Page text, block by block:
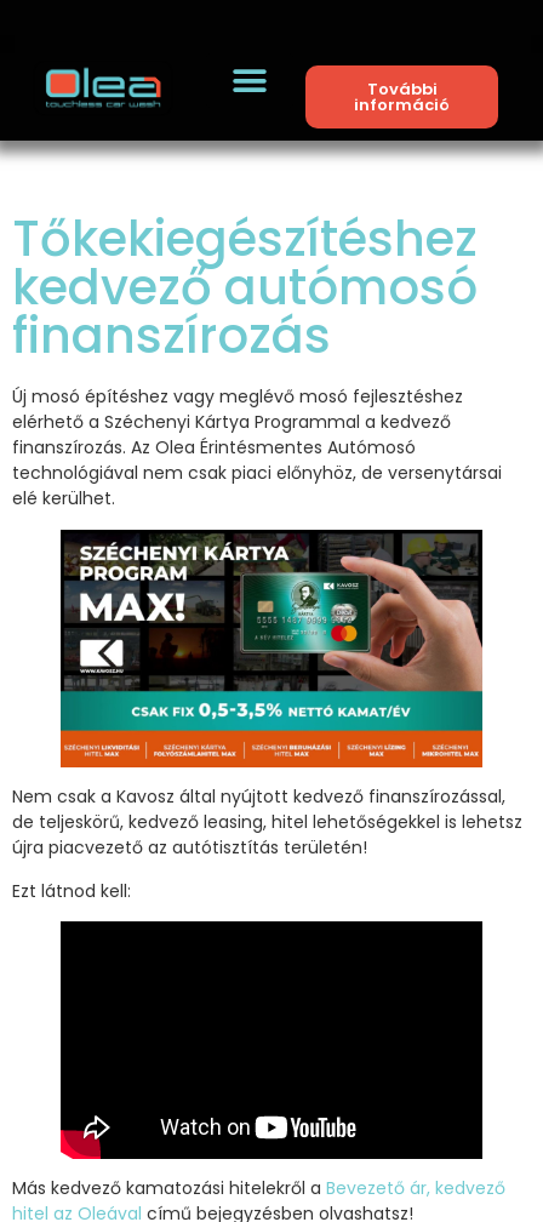
További
információ
Tőkekiegészítéshez
kedvező autómosó
finanszírozás
Új mosó építéshez vagy meglévő mosó fejlesztéshez
elérhető a Széchenyi Kártya Programmal a kedvező
finanszírozás. Az Olea Érintésmentes Autómosó
technológiával nem csak piaci előnyhöz, de versenytársai
elé kerülhet.
Nem csak a Kavosz által nyújtott kedvező finanszírozással,
de teljeskörű, kedvező leasing, hitel lehetőségekkel is lehetsz
újra piacvezető az autótisztítás területén!
Ezt látnod kell:
Más kedvező kamatozási hitelekről a Bevezető ár, kedvező
hitel az Oleával című bejegyzésben olvashatsz!